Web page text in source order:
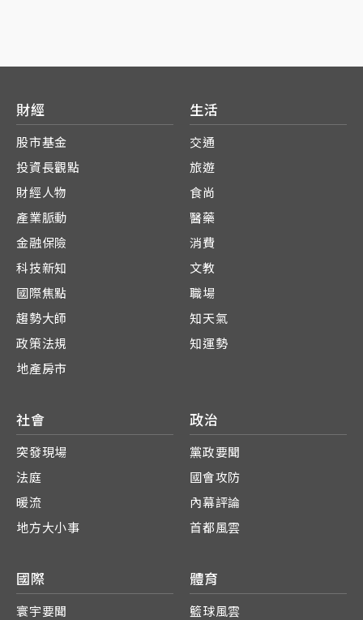
財經
股市基金
投資長觀點
財經人物
產業脈動
金融保險
科技新知
國際焦點
趨勢大師
政策法規
地產房市
生活
交通
旅遊
食尚
醫藥
消費
文教
職場
知天氣
知運勢
社會
突發現場
法庭
暖流
地方大小事
政治
黨政要聞
國會攻防
內幕評論
首都風雲
國際
寰宇要聞
體育
籃球風雲